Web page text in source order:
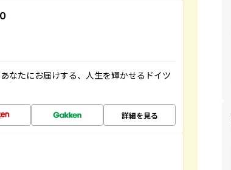
なたにお届けする、人生を輝かせるドイツ
詳細を見る